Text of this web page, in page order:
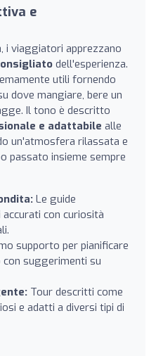
e
i viaggiatori apprezzano
dell'esperienza.
utili fornendo
dove mangiare, bere un
Il tono è descritto
e adattabile alle
un'atmosfera rilassata e
passato insieme sempre
Le guide
con curiosità
supporto per pianificare
suggerimenti su
Tour descritti come
e adatti a diversi tipi di